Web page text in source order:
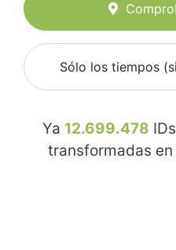
Sólo los tiempos
Ya 12.699.478
transformadas en